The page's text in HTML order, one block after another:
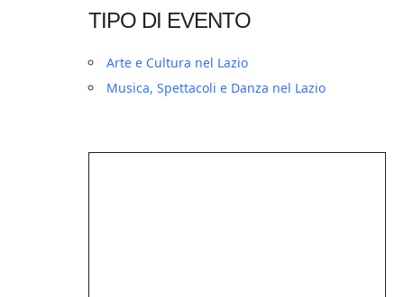
TIPO DI EVENTO
Arte e Cultura nel Lazio
Musica, Spettacoli e Danza nel Lazio